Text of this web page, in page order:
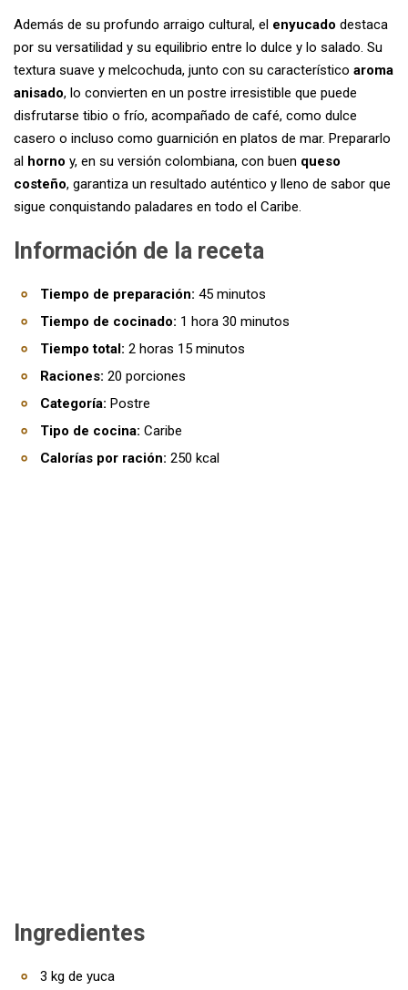
Además de su profundo arraigo cultural, el enyucado destaca
por su versatilidad y su equilibrio entre lo dulce y lo salado. Su
textura suave y melcochuda, junto con su característico aroma
anisado, lo convierten en un postre irresistible que puede
disfrutarse tibio o frío, acompañado de café, como dulce
casero o incluso como guarnición en platos de mar. Prepararlo
al horno y, en su versión colombiana, con buen queso
costeño, garantiza un resultado auténtico y lleno de sabor que
sigue conquistando paladares en todo el Caribe.
Información de la receta
Tiempo de preparación: 45 minutos
Tiempo de cocinado: 1 hora 30 minutos
Tiempo total: 2 horas 15 minutos
Raciones: 20 porciones
Categoría: Postre
Tipo de cocina: Caribe
Calorías por ración: 250 kcal
Ingredientes
3 kg de yuca